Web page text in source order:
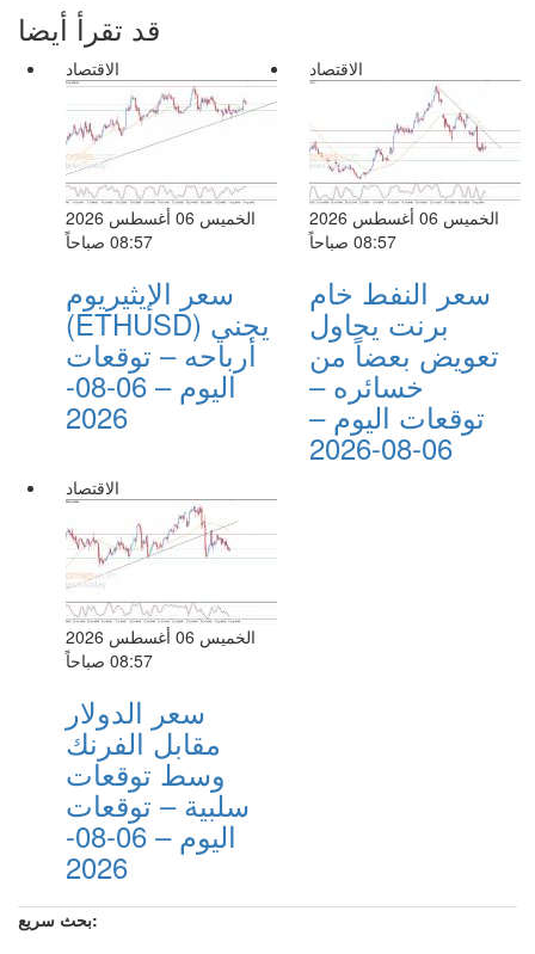
قد تقرأ أيضا
الاقتصاد
الخميس 06 أغسطس 2026
08:57 صباحاً
سعر الإيثيريوم
(ETHUSD) يجني
أرباحه – توقعات
اليوم – 06-08-
2026
الاقتصاد
الخميس 06 أغسطس 2026
08:57 صباحاً
سعر النفط خام
برنت يحاول
تعويض بعضاً من
خسائره –
توقعات اليوم –
06-08-2026
الاقتصاد
الخميس 06 أغسطس 2026
08:57 صباحاً
سعر الدولار
مقابل الفرنك
وسط توقعات
سلبية – توقعات
اليوم – 06-08-
2026
بحث سريع: